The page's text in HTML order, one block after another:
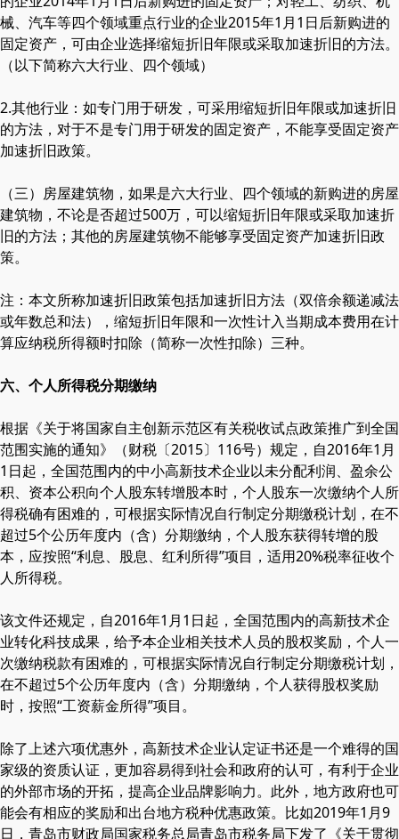
械、汽车等四个领域重点行业的企业2015年1月1日后新购进的
固定资产，可由企业选择缩短折旧年限或采取加速折旧的方法。
（以下简称六大行业、四个领域）
2.其他行业：如专门用于研发，可采用缩短折旧年限或加速折旧
的方法，对于不是专门用于研发的固定资产，不能享受固定资产
加速折旧政策。
（三）房屋建筑物，如果是六大行业、四个领域的新购进的房屋
建筑物，不论是否超过500万，可以缩短折旧年限或采取加速折
旧的方法；其他的房屋建筑物不能够享受固定资产加速折旧政
策。
注：本文所称加速折旧政策包括加速折旧方法（双倍余额递减法
或年数总和法），缩短折旧年限和一次性计入当期成本费用在计
算应纳税所得额时扣除（简称一次性扣除）三种。
六、个人所得税分期缴纳
根据《关于将国家自主创新示范区有关税收试点政策推广到全国
范围实施的通知》（财税〔2015〕116号）规定，自2016年1月
1日起，全国范围内的中小高新技术企业以未分配利润、盈余公
积、资本公积向个人股东转增股本时，个人股东一次缴纳个人所
得税确有困难的，可根据实际情况自行制定分期缴税计划，在不
超过5个公历年度内（含）分期缴纳，个人股东获得转增的股
本，应按照“利息、股息、红利所得”项目，适用20%税率征收个
人所得税。
该文件还规定，自2016年1月1日起，全国范围内的高新技术企
业转化科技成果，给予本企业相关技术人员的股权奖励，个人一
次缴纳税款有困难的，可根据实际情况自行制定分期缴税计划，
在不超过5个公历年度内（含）分期缴纳，个人获得股权奖励
时，按照“工资薪金所得”项目。
除了上述六项优惠外，高新技术企业认定证书还是一个难得的国
家级的资质认证，更加容易得到社会和政府的认可，有利于企业
的外部市场的开拓，提高企业品牌影响力。此外，地方政府也可
能会有相应的奖励和出台地方税种优惠政策。比如2019年1月9
日，青岛市财政局国家税务总局青岛市税务局下发了《关于贯彻